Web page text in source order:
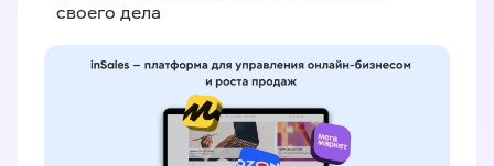
своего дела